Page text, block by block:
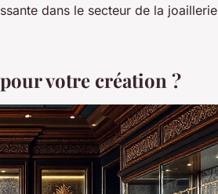
dans le secteur de la joaillerie
votre création ?